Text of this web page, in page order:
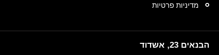
מדיניות פרטיות
הבנאים 23, אשדוד